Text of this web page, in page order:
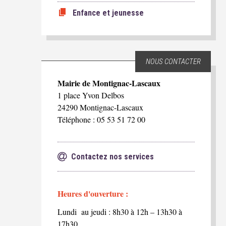
Enfance et jeunesse
NOUS CONTACTER
Mairie de Montignac-Lascaux
1 place Yvon Delbos
24290 Montignac-Lascaux
Téléphone : 05 53 51 72 00
Contactez nos services
Heures d'ouverture :
Lundi au jeudi : 8h30 à 12h – 13h30 à
17h30